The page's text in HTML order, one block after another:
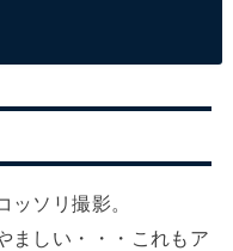
ッソリ撮影。
ましい・・・これもア